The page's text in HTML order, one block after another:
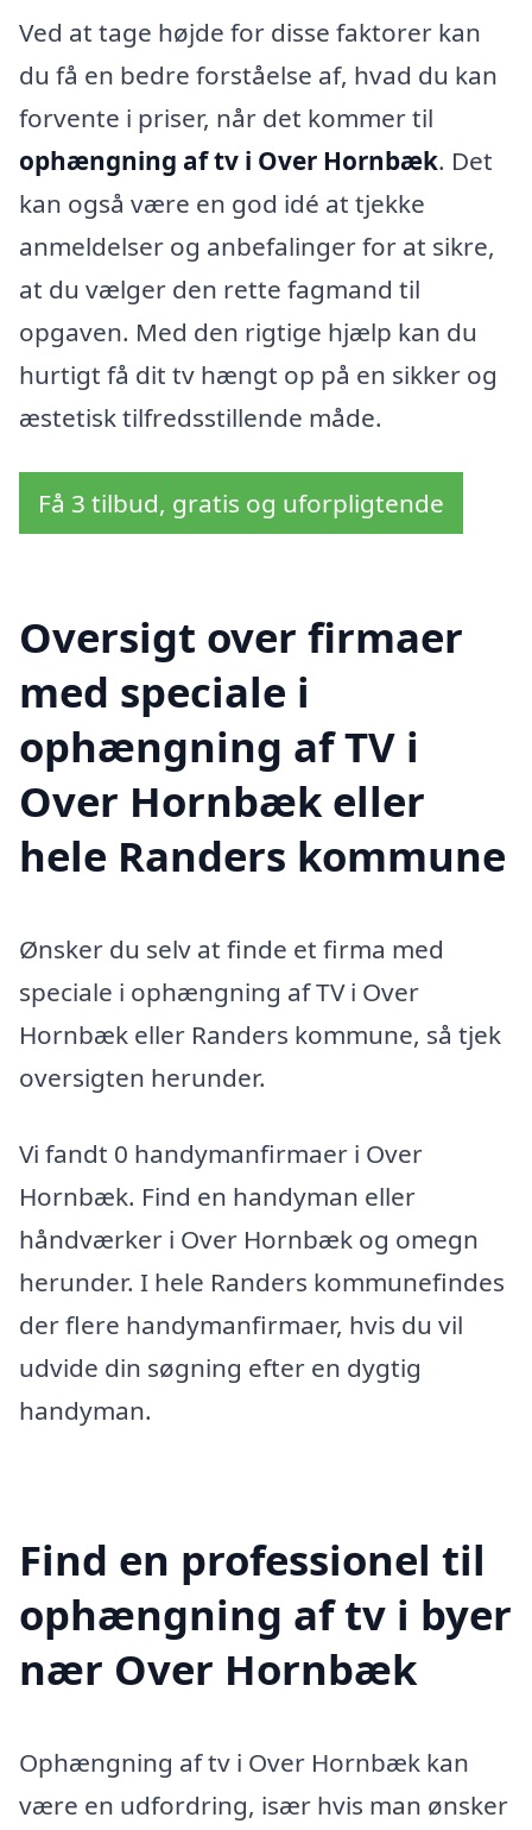
Ved at tage højde for disse faktorer kan
du få en bedre forståelse af, hvad du kan
forvente i priser, når det kommer til
ophængning af tv i Over Hornbæk. Det
kan også være en god idé at tjekke
anmeldelser og anbefalinger for at sikre,
at du vælger den rette fagmand til
opgaven. Med den rigtige hjælp kan du
hurtigt få dit tv hængt op på en sikker og
æstetisk tilfredsstillende måde.
Få 3 tilbud, gratis og uforpligtende
Oversigt over firmaer
med speciale i
ophængning af TV i
Over Hornbæk eller
hele Randers kommune
Ønsker du selv at finde et firma med
speciale i ophængning af TV i Over
Hornbæk eller Randers kommune, så tjek
oversigten herunder.
Vi fandt 0 handymanfirmaer i Over
Hornbæk. Find en handyman eller
håndværker i Over Hornbæk og omegn
herunder. I hele Randers kommunefindes
der flere handymanfirmaer, hvis du vil
udvide din søgning efter en dygtig
handyman.
Find en professionel til
ophængning af tv i byer
nær Over Hornbæk
Ophængning af tv i Over Hornbæk kan
være en udfordring, især hvis man ønsker